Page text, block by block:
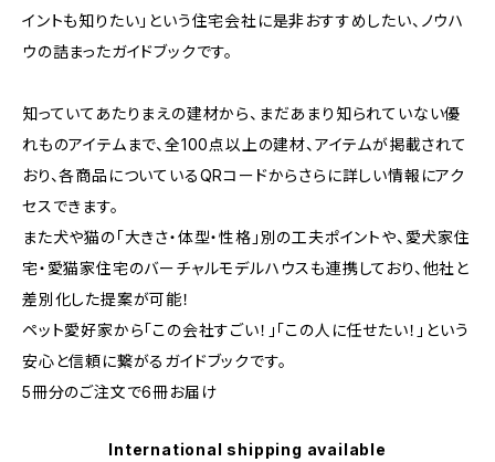
イントも知りたい」という住宅会社に是非おすすめしたい、ノウハ
ウの詰まったガイドブックです。
知っていてあたりまえの建材から、まだあまり知られていない優
れものアイテムまで、全100点以上の建材、アイテムが掲載されて
おり、各商品についているQRコードからさらに詳しい情報にアク
セスできます。
また犬や猫の「大きさ・体型・性格」別の工夫ポイントや、愛犬家住
宅・愛猫家住宅のバーチャルモデルハウスも連携しており、他社と
差別化した提案が可能！
ペット愛好家から「この会社すごい！」「この人に任せたい！」という
安心と信頼に繋がるガイドブックです。
5冊分のご注文で6冊お届け
International shipping available